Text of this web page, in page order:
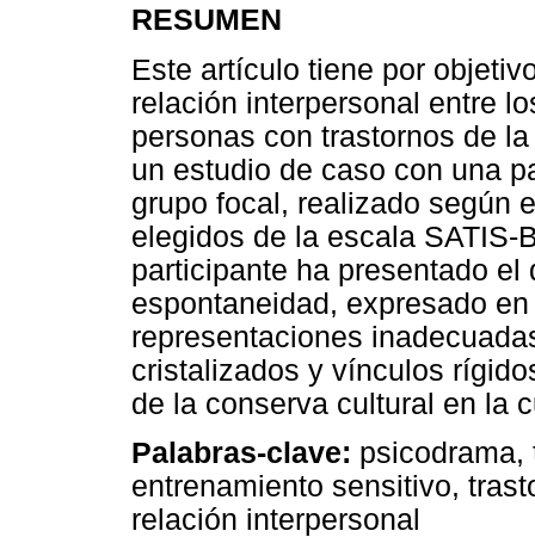
RESUMEN
Este artículo tiene por
relación interpersonal entre
personas con trastornos de
un estudio de caso con una
grupo focal, realizado según
elegidos de la escala SATIS-
participante ha presentado
espontaneidad, expresado
representaciones
cristalizados y vínculos
de la conserva cultural en la
Palabras-clave: psicodrama,
entrenamiento sensitivo,
relación interpersonal